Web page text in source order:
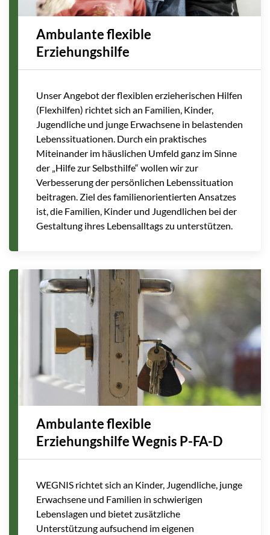
Ambulante flexible
Erziehungshilfe
Unser Angebot der flexiblen erzieherischen Hilfen
(Flexhilfen) richtet sich an Familien, Kinder,
Jugendliche und junge Erwachsene in belastenden
Lebenssituationen. Durch ein praktisches
Miteinander im häuslichen Umfeld ganz im Sinne
der „Hilfe zur Selbsthilfe“ wollen wir zur
Verbesserung der persönlichen Lebenssituation
beitragen. Ziel des familienorientierten Ansatzes
ist, die Familien, Kinder und Jugendlichen bei der
Gestaltung ihres Lebensalltags zu unterstützen.
Ambulante flexible
Erziehungshilfe Wegnis P-FA-D
WEGNIS richtet sich an Kinder, Jugendliche, junge
Erwachsene und Familien in schwierigen
Lebenslagen und bietet zusätzliche
Unterstützung aufsuchend im eigenen